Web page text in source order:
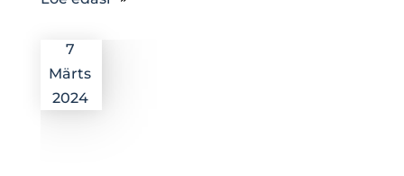
7
Märts
2024